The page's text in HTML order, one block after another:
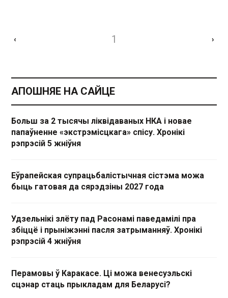
‹ 1 ›
АПОШНЯЕ НА САЙЦЕ
Больш за 2 тысячы ліквідаваных НКА і новае
папаўненне «экстрэмісцкага» спісу. Хронікі
рэпрэсій 5 жніўня
Еўрапейская супрацьбалістычная сістэма можа
быць гатовая да сярэдзіны 2027 года
Удзельнікі злёту пад Расонамі паведамілі пра
збіццё і прыніжэнні пасля затрыманняў. Хронікі
рэпрэсій 4 жніўня
Перамовы ў Каракасе. Ці можа венесуэльскі
сцэнар стаць прыкладам для Беларусі?